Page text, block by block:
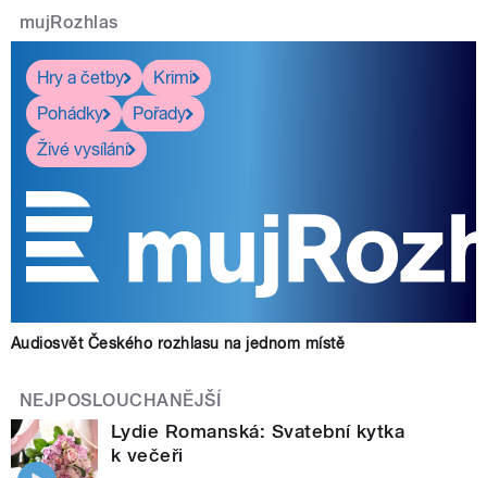
mujRozhlas
Hry a četby
Krimi
Pohádky
Pořady
Živé vysílání
Audiosvět Českého rozhlasu na jednom místě
NEJPOSLOUCHANĚJŠÍ
Lydie Romanská: Svatební kytka
k večeři